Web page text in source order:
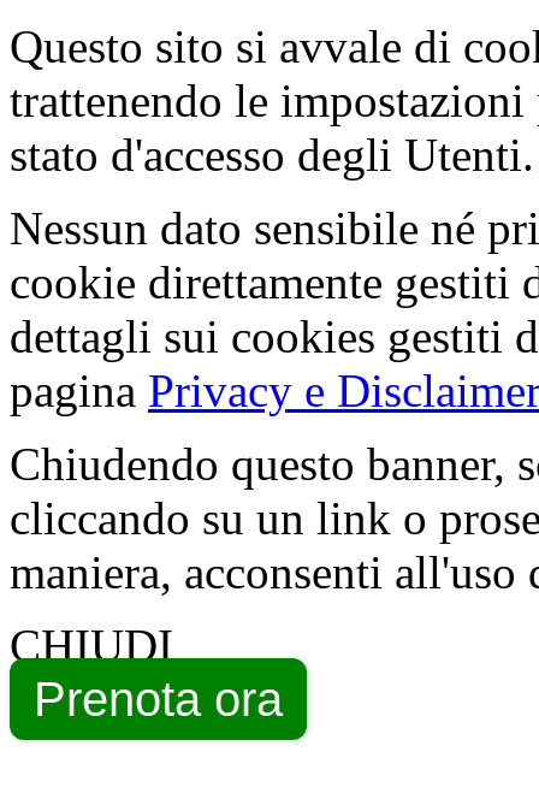
Questo sito si avvale di
trattenendo le
stato d'accesso degli Utenti.
Nessun dato sensibile né
cookie direttamente gestiti
dettagli sui cookies gestiti
pagina Privacy e Disclaimer
Chiudendo questo banner,
cliccando su un link o
maniera, acconsenti all'uso
CHIUDI
Prenota ora